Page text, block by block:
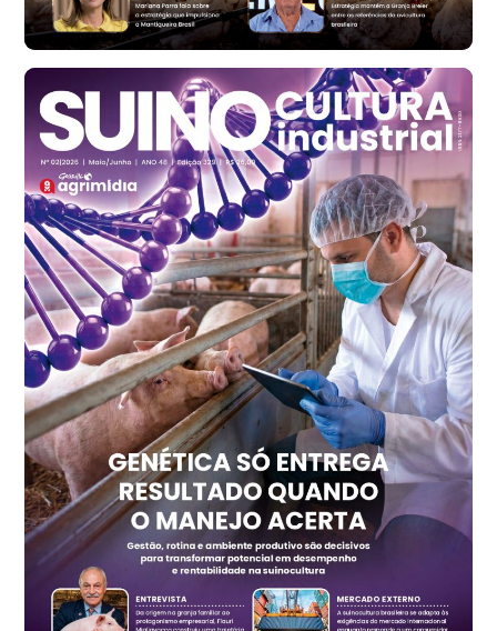
Bastos (SP)
R$ 146,71
cx
Frango - Indicador
SP
R$ 7,13
kg
Frango - Indicador
SP
R$ 7,15
kg
Trigo Atacado - Regional
PR
R$ 1.417,12
t
Trigo Atacado - Regional
RS
R$ 1.325,22
t
Ovo Vermelho - Regional
Vermelho
R$ 168,86